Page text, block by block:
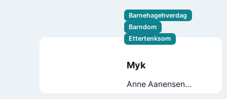
Barnehagehverdag
Barndom
Ettertenksom
Myk
Anne Aanensen